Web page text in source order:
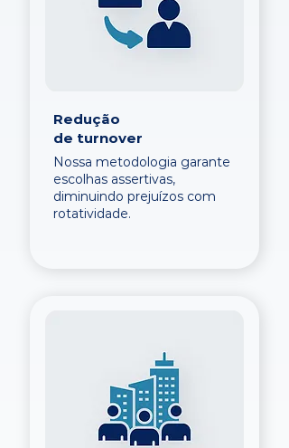
Redução
de turnover
Nossa metodologia garante
escolhas assertivas,
diminuindo prejuízos com
rotatividade.